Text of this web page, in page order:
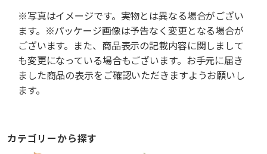
※写真はイメージです。実物とは異なる場合がござい
ます。※パッケージ画像は予告なく変更となる場合が
ございます。また、商品表示の記載内容に関しまして
も変更になっている場合もございます。お手元に届き
ました商品の表示をご確認いただきますようお願いし
ます。
カテゴリーから探す